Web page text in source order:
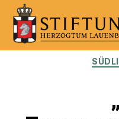
Kulturportal